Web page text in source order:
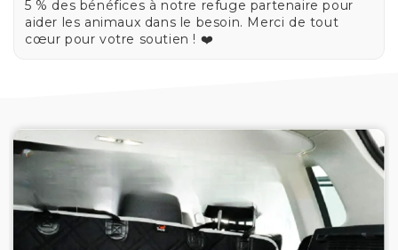
5 % des bénéfices à notre refuge partenaire pour
aider les animaux dans le besoin. Merci de tout
cœur pour votre soutien ! ❤️